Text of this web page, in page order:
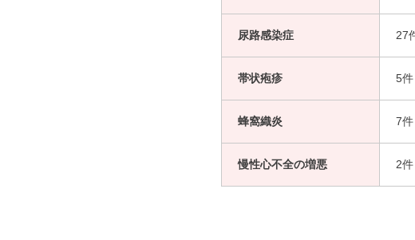
尿路感染症 27
帯状疱疹 5件
蜂窩織炎 7件
慢性心不全の増悪 2件